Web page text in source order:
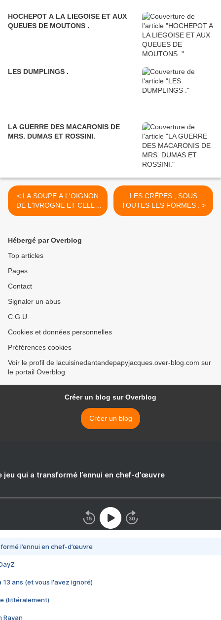
HOCHEPOT A LA LIEGOISE ET AUX
QUEUES DE MOUTONS .
LES DUMPLINGS .
LA GUERRE DES MACARONIS DE
MRS. DUMAS ET ROSSINI.
< LA SOUPE A L'OIGNON
DE L'IVROGNE ET CELLE
DE STANISLAS .
LES CRÊPES , SOUS
TOUTES LES FORMES . >
Hébergé par Overblog
Top articles
Pages
Contact
Signaler un abus
C.G.U.
Cookies et données personnelles
Préférences cookies
Voir le profil de lacuisinedantandepapyjacques.over-blog.com sur
le portail Overblog
Créer un blog sur Overblog
Créer un blog
jeu qui a transformé l’ennui en chef-d’œuvre
l’ennui en chef-d’œuvre
13 ans (et vous l'avez ignoré)
(littéralement)
Rayan